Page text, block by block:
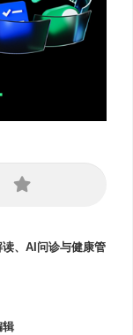
、AI问诊与健康管
辑